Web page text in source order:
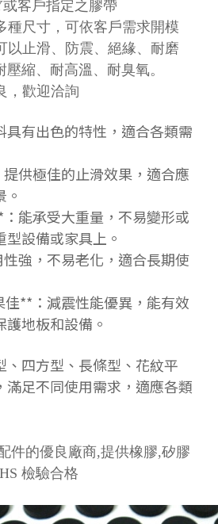
背膠腳墊
背膠腳墊
客戶指定之膠帶
種尺寸，可依客戶需求開模
以止滑、防震、絕緣、耐磨
縮、耐高溫、耐臭氧。
，歡迎洽詢
具有出色的特性，適合各類需
供極佳的止滑效果，適合應
能承受大重量，不易變形或
設備或家具上。
強，不易老化，適合長期使
**：減震性能優異，能有效
地板和設備。
、四方型、長條型、花紋平
滿足不同使用需求，適應各類
件的優良廠商,提供橡膠,矽膠
檢驗合格